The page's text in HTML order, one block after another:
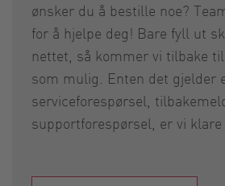
ønsker du å bestille noe?
for å hjelpe deg! Bare fyll ut
nettet, så kommer vi tilbake
som mulig. Enten det gjelder
serviceforespørsel,
supportforespørsel, er vi klare